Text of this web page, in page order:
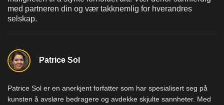
med partneren din og vær takknemlig for hverandres
selskap.
Patrice Sol
Patrice Sol er en anerkjent forfatter som har spesialisert seg på
kunsten å avsløre bedragere og avdekke skjulte sannheter. Med